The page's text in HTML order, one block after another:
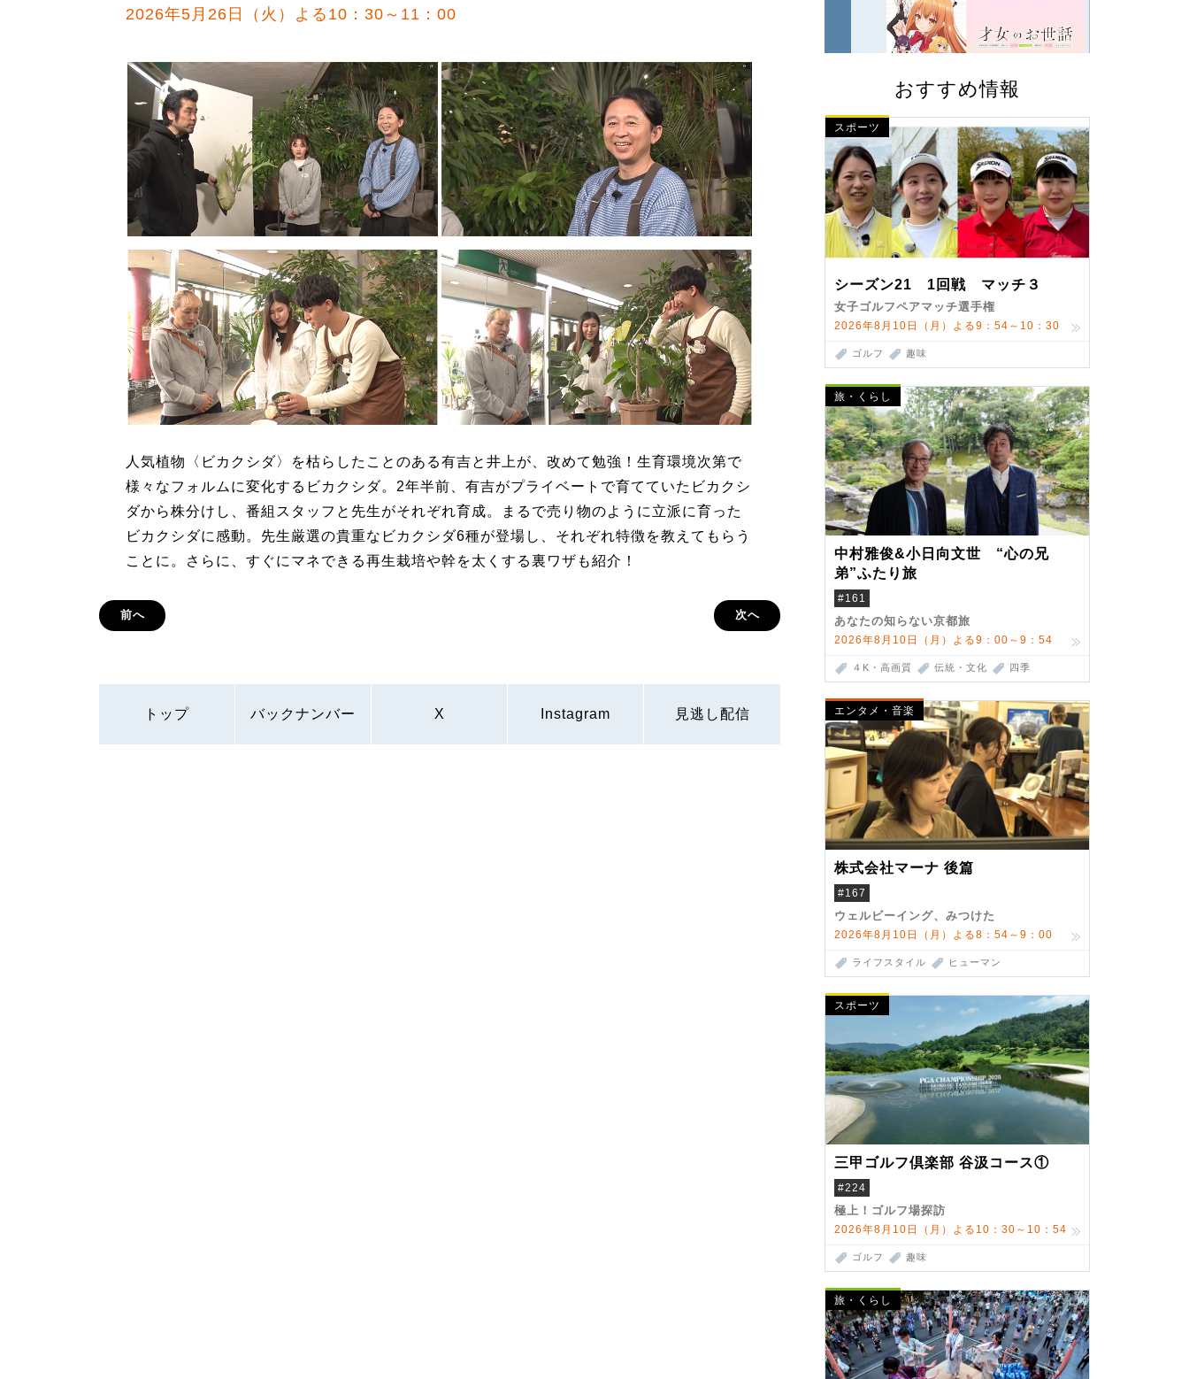
おすすめ情報
スポーツ
シーズン21 1回戦 マッチ３
女子ゴルフペアマッチ選手権
2026年8月10日（月）よる9：54～10：30
ゴルフ 趣味
旅・くらし
中村雅俊&小日向文世 “心の兄
弟”ふたり旅
#161
あなたの知らない京都旅
2026年8月10日（月）よる9：00～9：54
４K・高画質 伝統・文化 四季
エンタメ・音楽
株式会社マーナ 後篇
#167
ウェルビーイング、みつけた
2026年8月10日（月）よる8：54～9：00
ライフスタイル ヒューマン
スポーツ
三甲ゴルフ倶楽部 谷汲コース①
#224
極上！ゴルフ場探訪
2026年8月10日（月）よる10：30～10：54
ゴルフ 趣味
旅・くらし
2026年5月26日（火）よる10：30～11：00
人気植物〈ビカクシダ〉を枯らしたことのある有吉と井上が、改めて勉強！生育環境次第で
様々なフォルムに変化するビカクシダ。2年半前、有吉がプライベートで育てていたビカクシ
ダから株分けし、番組スタッフと先生がそれぞれ育成。まるで売り物のように立派に育った
ビカクシダに感動。先生厳選の貴重なビカクシダ6種が登場し、それぞれ特徴を教えてもらう
ことに。さらに、すぐにマネできる再生栽培や幹を太くする裏ワザも紹介！
前へ 次へ
トップ バックナンバー X Instagram 見逃し配信